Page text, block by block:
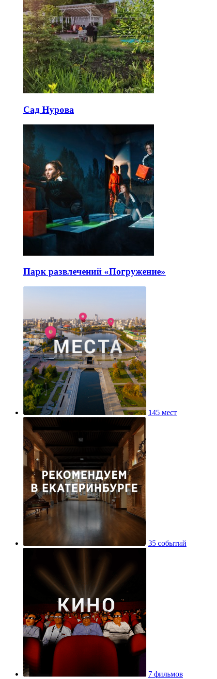
Сад Нурова
Парк развлечений «Погружение»
145 мест
35 событий
7 фильмов